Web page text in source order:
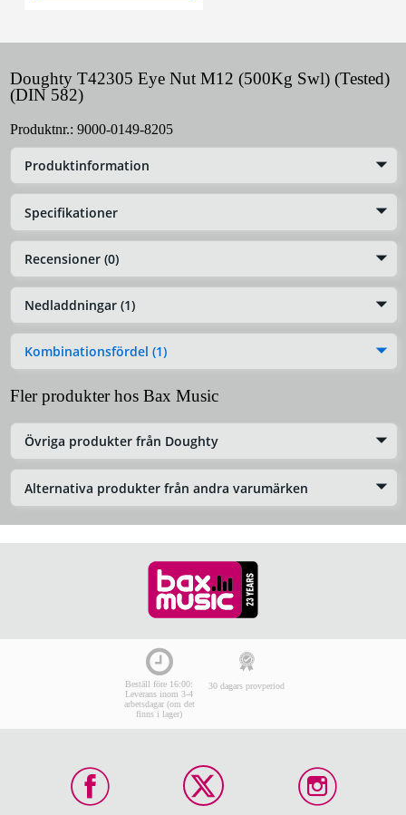
Doughty T42305 Eye Nut M12 (500Kg Swl) (Tested)
(DIN 582)
Produktnr.: 9000-0149-8205
Produktinformation
Specifikationer
Recensioner (0)
Nedladdningar (1)
Kombinationsfördel (1)
Fler produkter hos Bax Music
Övriga produkter från Doughty
Alternativa produkter från andra varumärken
Beställ före 16:00:
Leverans inom 3-4
arbetsdagar (om det
finns i lager)
30 dagars provperiod